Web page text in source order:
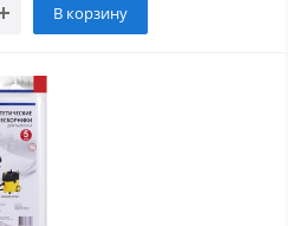
В корзину